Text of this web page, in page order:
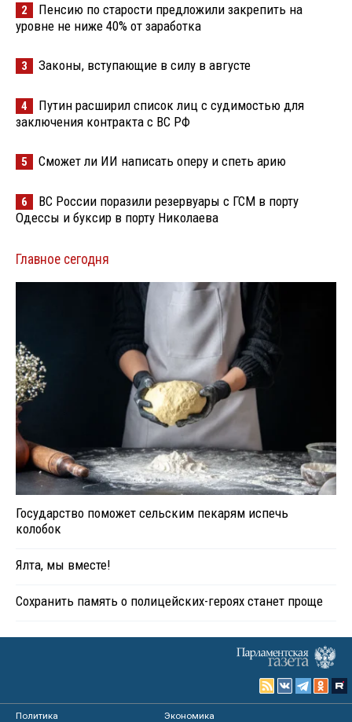
2
Пенсию по старости предложили закрепить на
уровне не ниже 40% от заработка
3 Законы, вступающие в силу в августе
4
Путин расширил список лиц с судимостью для
заключения контракта с ВС РФ
5 Сможет ли ИИ написать оперу и спеть арию
6
ВС России поразили резервуары с ГСМ в порту
Одессы и буксир в порту Николаева
Главное сегодня
Государство поможет сельским пекарям испечь
колобок
Ялта, мы вместе!
Сохранить память о полицейских-героях станет проще
Политика
Экономика